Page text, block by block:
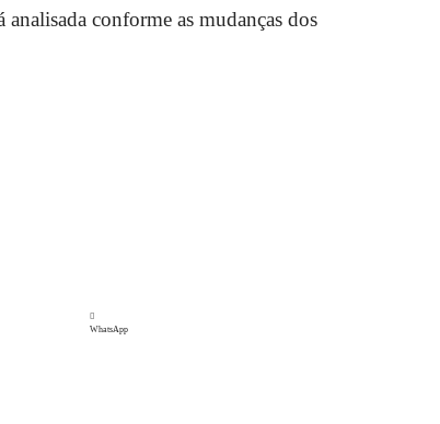
analisada conforme as mudanças dos
WhatsApp